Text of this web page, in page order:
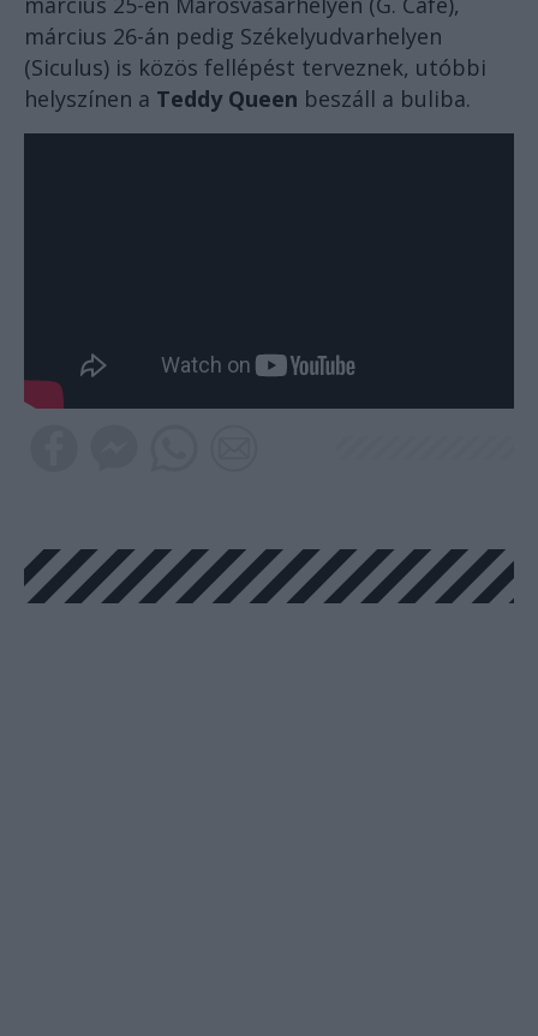
március 26-án pedig Székelyudvarhelyen
(Siculus) is közös fellépést terveznek, utóbbi
helyszínen a Teddy Queen beszáll a buliba.